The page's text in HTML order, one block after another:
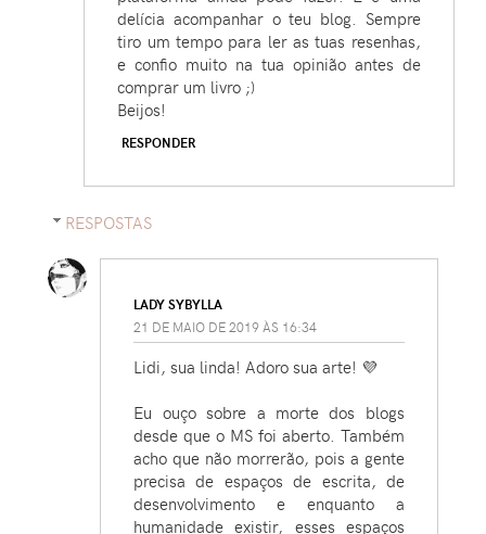
delícia acompanhar o teu blog. Sempre
tiro um tempo para ler as tuas resenhas,
e confio muito na tua opinião antes de
comprar um livro ;)
Beijos!
RESPONDER
RESPOSTAS
LADY SYBYLLA
21 DE MAIO DE 2019 ÀS 16:34
Lidi, sua linda! Adoro sua arte! 💜
Eu ouço sobre a morte dos blogs
desde que o MS foi aberto. Também
acho que não morrerão, pois a gente
precisa de espaços de escrita, de
desenvolvimento e enquanto a
humanidade existir, esses espaços